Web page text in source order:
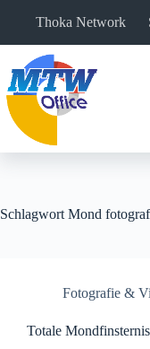
Thoka Network
Schlagwort Mond
Fotografie &
Totale